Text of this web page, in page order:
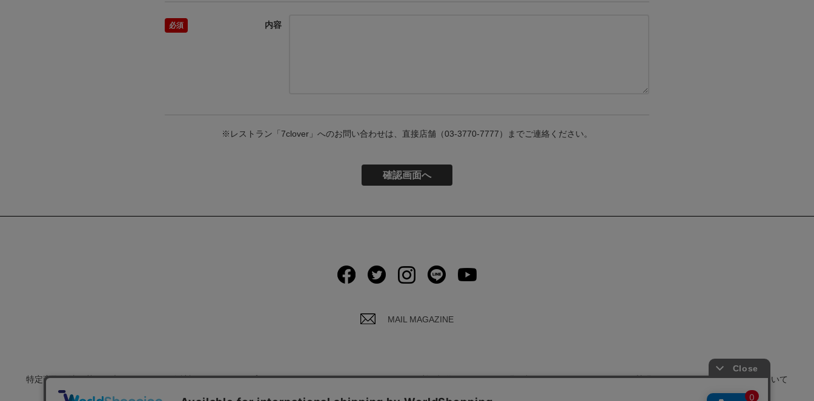
内容
※レストラン「7clover」へのお問い合わせは、直接店舗（03-3770-7777）までご連絡ください。
MAIL MAGAZINE
特定商取引法に基づく表示 会社概要 プライバシーポリシーについて ご利用規約 お問い合わせ よくあるご質問 サイトポリシーについて